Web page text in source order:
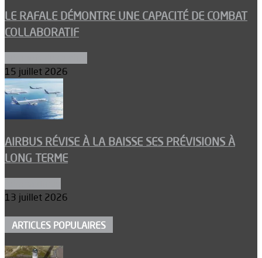
LE RAFALE DÉMONTRE UNE CAPACITÉ DE COMBAT
COLLABORATIF
15 juillet 2026
AIRBUS RÉVISE À LA BAISSE SES PRÉVISIONS À
LONG TERME
13 juillet 2026
ARTICLES POPULAIRES